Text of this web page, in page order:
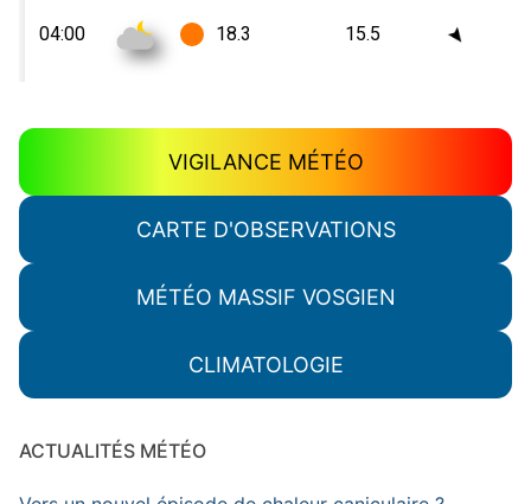
VIGILANCE MÉTÉO
CARTE D'OBSERVATIONS
MÉTÉO MASSIF VOSGIEN
CLIMATOLOGIE
ACTUALITÉS MÉTÉO